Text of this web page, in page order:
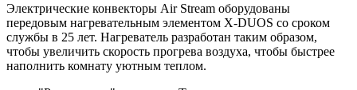
Электрические конвекторы Air Stream оборудованы
передовым нагревательным элементом X-DUOS со сроком
службы в 25 лет. Нагреватель разработан таким образом,
чтобы увеличить скорость прогрева воздуха, чтобы быстрее
наполнить комнату уютным теплом.